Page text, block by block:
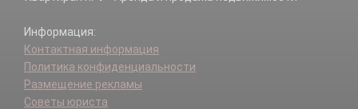
Информация:
Контактная информация
Политика конфиденциальности
Размещение рекламы
Советы юриста